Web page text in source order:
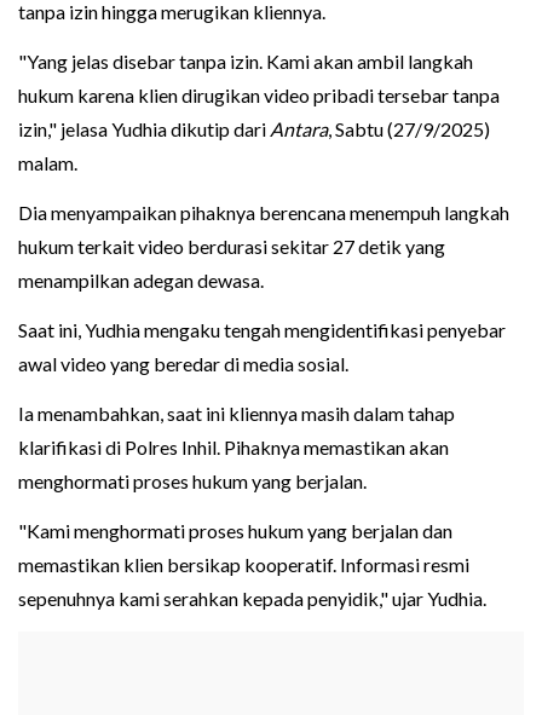
tanpa izin hingga merugikan kliennya.
"Yang jelas disebar tanpa izin. Kami akan ambil langkah
hukum karena klien dirugikan video pribadi tersebar tanpa
izin," jelasa Yudhia dikutip dari Antara, Sabtu (27/9/2025)
malam.
Dia menyampaikan pihaknya berencana menempuh langkah
hukum terkait video berdurasi sekitar 27 detik yang
menampilkan adegan dewasa.
Saat ini, Yudhia mengaku tengah mengidentifikasi penyebar
awal video yang beredar di media sosial.
Ia menambahkan, saat ini kliennya masih dalam tahap
klarifikasi di Polres Inhil. Pihaknya memastikan akan
menghormati proses hukum yang berjalan.
"Kami menghormati proses hukum yang berjalan dan
memastikan klien bersikap kooperatif. Informasi resmi
sepenuhnya kami serahkan kepada penyidik," ujar Yudhia.